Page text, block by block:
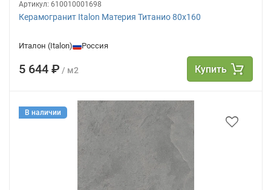
Артикул: 610010001698
Керамогранит Italon Материя Титанио 80х160
Италон (Italon) Россия
5 644 ₽ / м2 Купить
В наличии